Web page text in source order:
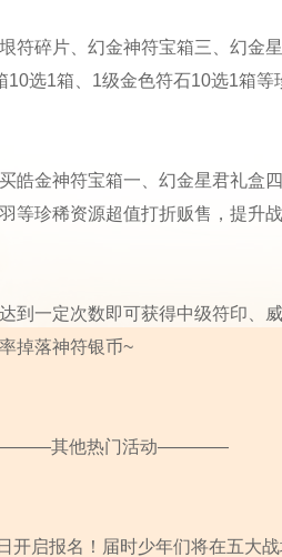
符碎片、幻金神符宝箱三、幻金
选1箱、1级金色符石10选1箱等
皓金神符宝箱一、幻金星君礼盒
等珍稀资源超值打折贩售，提升
到一定次数即可获得中级符印、
掉落神符银币~
其他热门活动————
开启报名！届时少年们将在五大